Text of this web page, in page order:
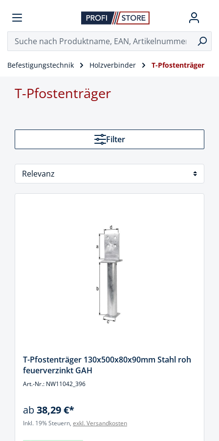
Befestigungstechnik Holzverbinder T-Pfostenträger
T-Pfostenträger
Filter
T-Pfostenträger 130x500x80x90mm Stahl roh
feuerverzinkt GAH
Art.-Nr.: NW11042_396
ab38,29 €*
Inkl. 19% Steuern, exkl. Versandkosten